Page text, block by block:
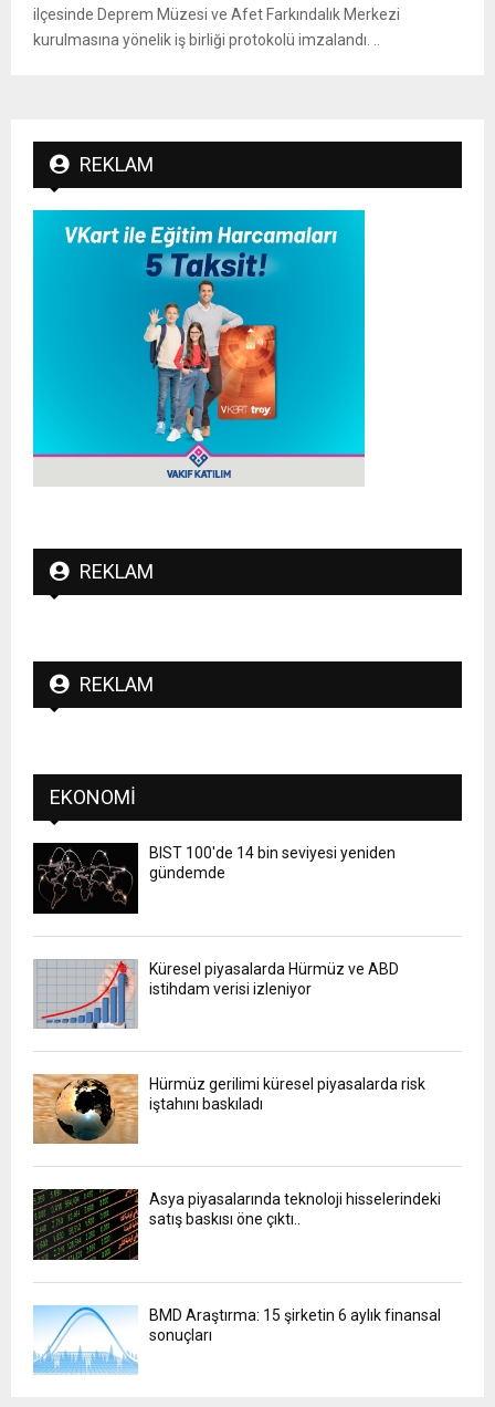
ilçesinde Deprem Müzesi ve Afet Farkındalık Merkezi
kurulmasına yönelik iş birliği protokolü imzalandı. ..
REKLAM
REKLAM
REKLAM
EKONOMI
BIST 100'de 14 bin seviyesi yeniden
gündemde
Küresel piyasalarda Hürmüz ve ABD
istihdam verisi izleniyor
Hürmüz gerilimi küresel piyasalarda risk
iştahını baskıladı
Asya piyasalarında teknoloji hisselerindeki
satış baskısı öne çıktı..
BMD Araştırma: 15 şirketin 6 aylık finansal
sonuçları